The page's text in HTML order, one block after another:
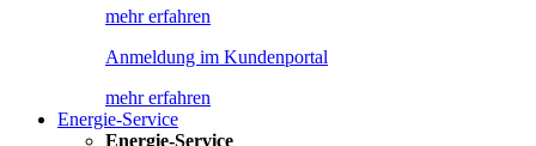
mehr erfahren
Anmeldung im Kundenportal
mehr erfahren
Energie-Service
Energie-Service